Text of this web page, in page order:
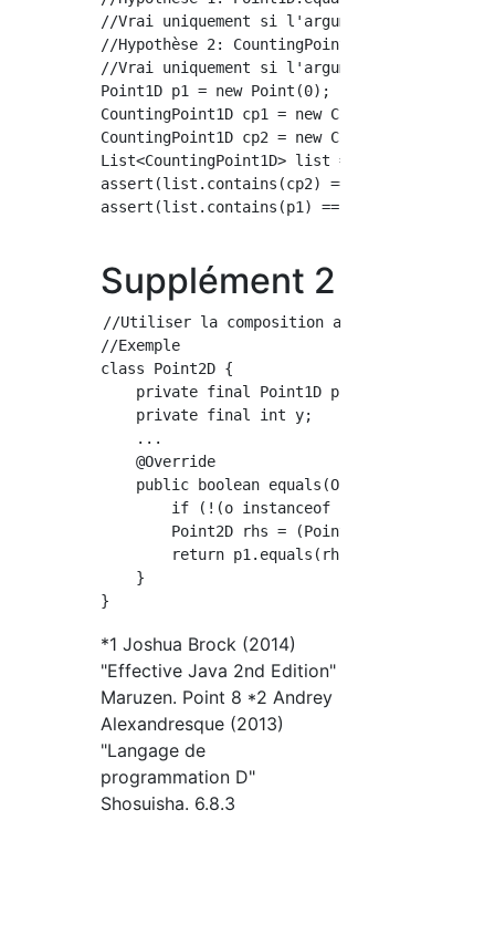
//Vrai uniquement si l'argument est Point1D
//Hypothèse 2:
//Vrai uniquement si l'argument est
Point1D p1 = new Point(0);
CountingPoint1D cp1 = new CountingPoint(0);
CountingPoint1D cp2 = new CountingPoint(0);
List<CountingPoint1D> list =
assert(list.contains(cp2) == true); // cp1
assert(list.contains(p1) == false); //Faux
Supplément 2
//Utiliser la composition au lieu de
//Exemple
class Point2D {
    private final Point1D p1;
    private final int y;
    ...
    @Override
    public boolean equals(Object o) {
if (!(o instanceof Point2D)) return
        Point2D rhs = (Point2D)o;
return p1.equals(rhs.p1) &&
    }
*1 Joshua Brock (2014)
"Effective Java 2nd Edition"
Maruzen. Point 8 *2 Andrey
Alexandresque (2013)
"Langage de
programmation D"
Shosuisha. 6.8.3